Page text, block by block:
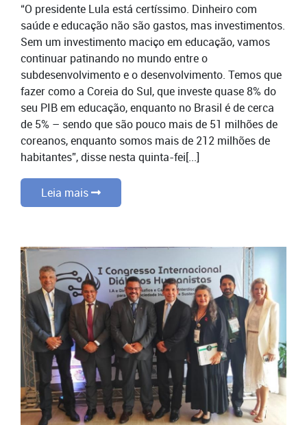
“O presidente Lula está certíssimo. Dinheiro com
saúde e educação não são gastos, mas investimentos.
Sem um investimento maciço em educação, vamos
continuar patinando no mundo entre o
subdesenvolvimento e o desenvolvimento. Temos que
fazer como a Coreia do Sul, que investe quase 8% do
seu PIB em educação, enquanto no Brasil é de cerca
de 5% – sendo que são pouco mais de 51 milhões de
coreanos, enquanto somos mais de 212 milhões de
habitantes”, disse nesta quinta-fei[...]
Leia mais